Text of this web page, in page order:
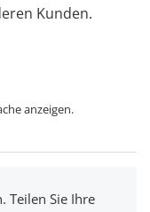
Kunden.
anzeigen.
Teilen Sie Ihre